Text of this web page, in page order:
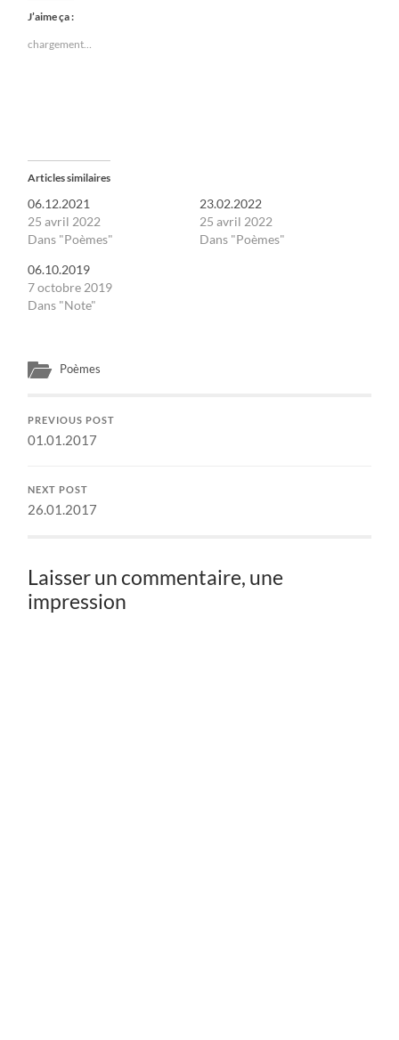
J’aime ça :
chargement…
Articles similaires
06.12.2021
25 avril 2022
Dans "Poèmes"
23.02.2022
25 avril 2022
Dans "Poèmes"
06.10.2019
7 octobre 2019
Dans "Note"
Poèmes
PREVIOUS POST
01.01.2017
NEXT POST
26.01.2017
Laisser un commentaire, une
impression